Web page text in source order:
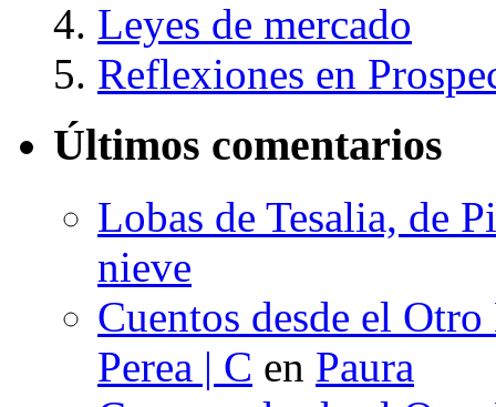
Leyes de mercado
Reflexiones en
Últimos comentarios
Lobas de Tesalia, de
nieve
Cuentos desde el
Perea | C en Paura